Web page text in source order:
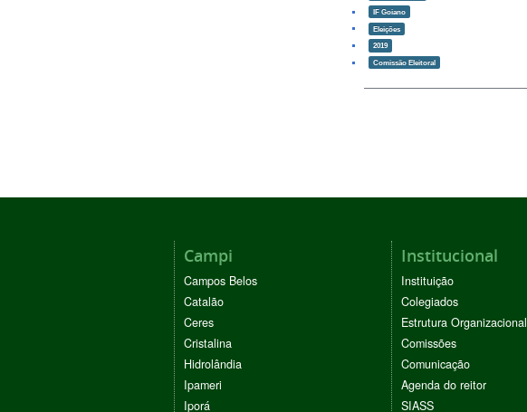
IF Goiano
Eleições
2019
Comissão Eleitoral
Campi
Campos Belos
Catalão
Ceres
Cristalina
Hidrolândia
Ipameri
Iporá
Institucional
Instituição
Colegiados
Estrutura Organizacional
Comissões
Comunicação
Agenda do reitor
SIASS